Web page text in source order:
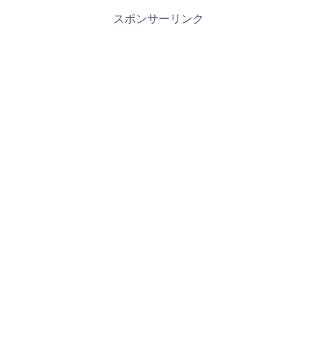
スポンサーリンク